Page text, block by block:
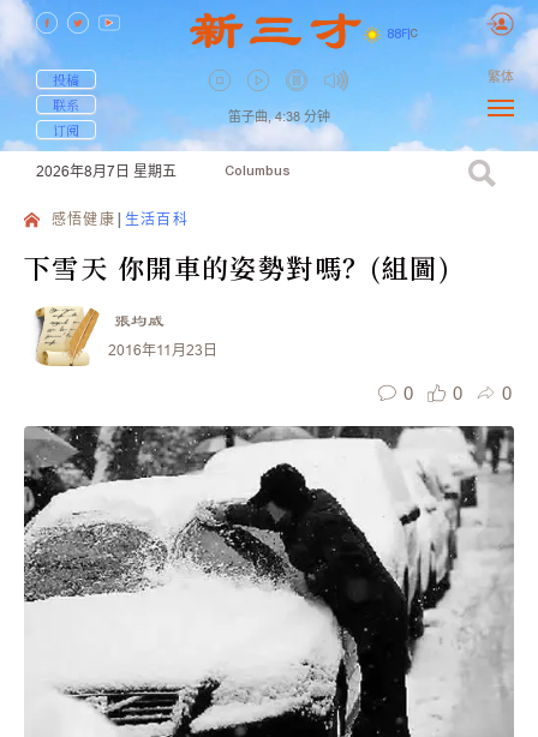
88F| C
投稿
联系
订阅
笛子曲, 4:38 分钟
繁体
2026年8月7日 星期五 Columbus
感悟健康 生活百科
下雪天 你開車的姿勢對嗎？(組圖)
張均威
2016年11月23日
0 0 0